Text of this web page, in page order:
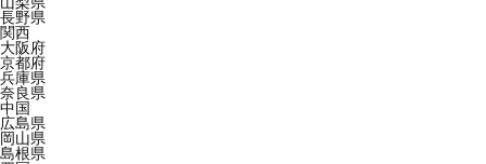
長野県
関西
大阪府
京都府
兵庫県
奈良県
中国
広島県
岡山県
島根県